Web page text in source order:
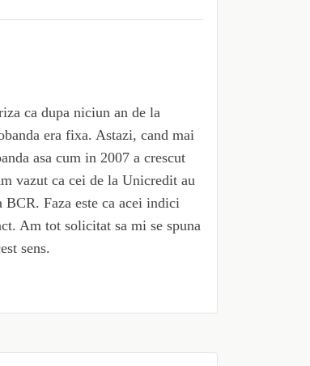
ca dupa niciun an de la
era fixa. Astazi, cand mai
asa cum in 2007 a crescut
vazut ca cei de la Unicredit au
Faza este ca acei indici
Am tot solicitat sa mi se spuna
sens.